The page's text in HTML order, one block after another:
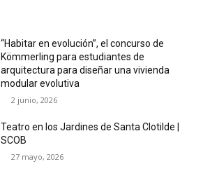
“Habitar en evolución”, el concurso de
Kömmerling para estudiantes de
arquitectura para diseñar una vivienda
modular evolutiva
2 junio, 2026
Teatro en los Jardines de Santa Clotilde |
SCOB
27 mayo, 2026